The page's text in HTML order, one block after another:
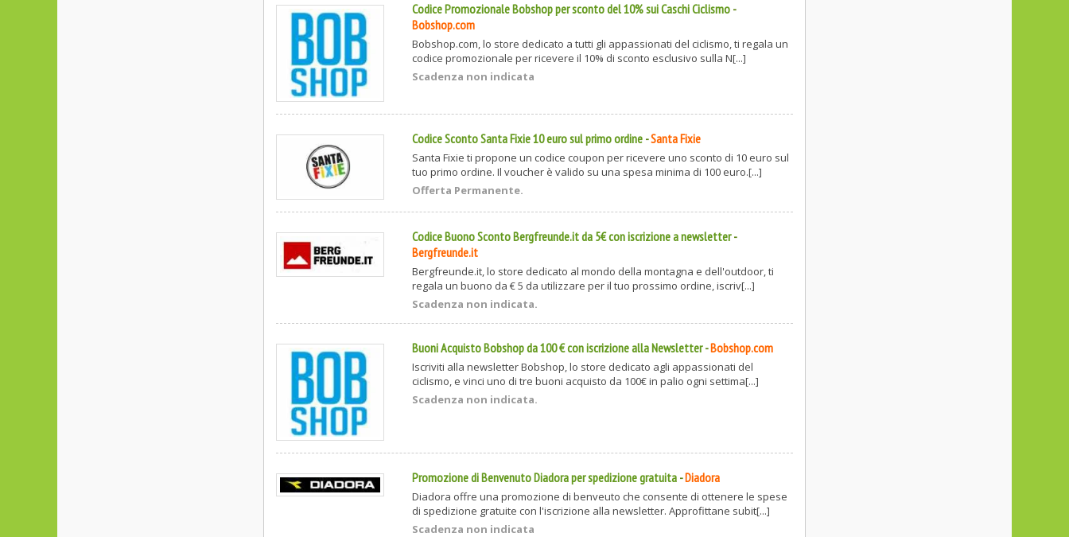
Codice Promozionale Bobshop per sconto del 10% sui Caschi Ciclismo -
Bobshop.com
Bobshop.com, lo store dedicato a tutti gli appassionati del ciclismo, ti regala un
codice promozionale per ricevere il 10% di sconto esclusivo sulla N[...]
Scadenza non indicata
Codice Sconto Santa Fixie 10 euro sul primo ordine -Santa Fixie
Santa Fixie ti propone un codice coupon per ricevere uno sconto di 10 euro sul
tuo primo ordine. Il voucher è valido su una spesa minima di 100 euro.[...]
Offerta Permanente.
Codice Buono Sconto Bergfreunde.it da 5€ con iscrizione a newsletter-
Bergfreunde.it
Bergfreunde.it, lo store dedicato al mondo della montagna e dell'outdoor, ti
regala un buono da € 5 da utilizzare per il tuo prossimo ordine, iscriv[...]
Scadenza non indicata.
Buoni Acquisto Bobshop da 100 € con iscrizione alla Newsletter-Bobshop.com
Iscriviti alla newsletter Bobshop, lo store dedicato agli appassionati del
ciclismo, e vinci uno di tre buoni acquisto da 100€ in palio ogni settima[...]
Scadenza non indicata.
Promozione di Benvenuto Diadora per spedizione gratuita -Diadora
Diadora offre una promozione di benveuto che consente di ottenere le spese
di spedizione gratuite con l'iscrizione alla newsletter. Approfittane subit[...]
Scadenza non indicata